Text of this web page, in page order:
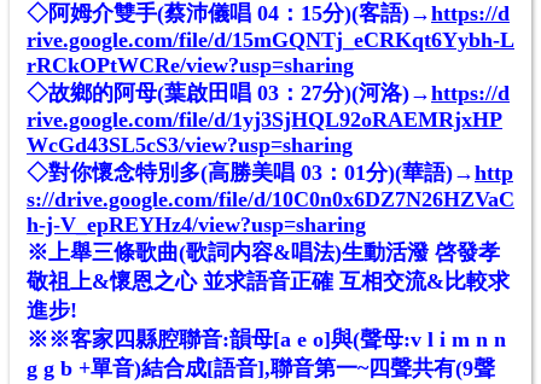
◇阿姆介雙手(蔡沛儀唱 04：15分)(客語)→https://d
rive.google.com/file/d/15mGQNTj_eCRKqt6Yybh-L
rRCkOPtWCRe/view?usp=sharing
◇故鄉的阿母(葉啟田唱 03：27分)(河洛)→https://d
rive.google.com/file/d/1yj3SjHQL92oRAEMRjxHP
WcGd43SL5cS3/view?usp=sharing
◇對你懷念特別多(高勝美唱 03：01分)(華語)→http
s://drive.google.com/file/d/10C0n0x6DZ7N26HZVaC
h-j-V_epREYHz4/view?usp=sharing
※上舉三條歌曲(歌詞内容&唱法)生動活潑 啓發孝
敬祖上&懷恩之心 並求語音正確 互相交流&比較求
進步!
※※客家四縣腔聯音:韻母[a e o]與(聲母:v l i m n n
g g b +單音)結合成[語音],聯音第一~四聲共有(9聲